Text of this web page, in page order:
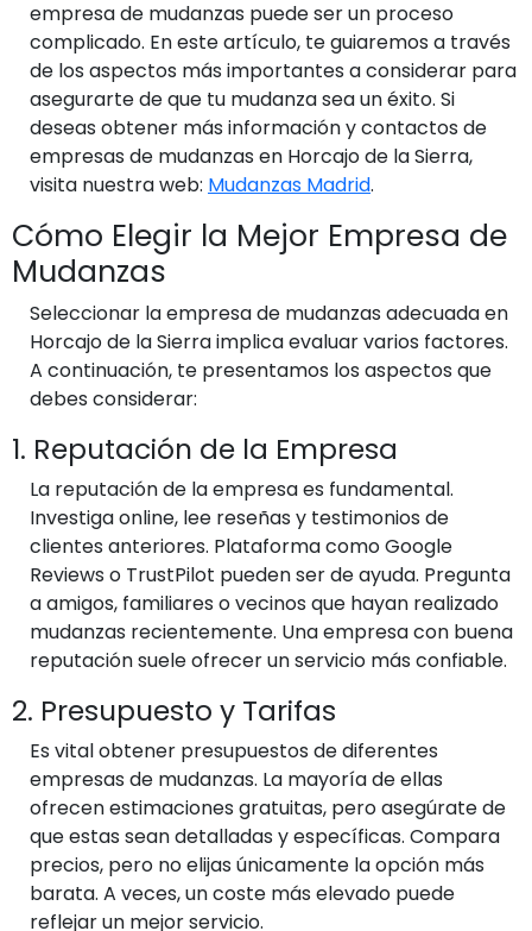
empresa de mudanzas puede ser un proceso
complicado. En este artículo, te guiaremos a través
de los aspectos más importantes a considerar para
asegurarte de que tu mudanza sea un éxito. Si
deseas obtener más información y contactos de
empresas de mudanzas en Horcajo de la Sierra,
visita nuestra web: Mudanzas Madrid.
Cómo Elegir la Mejor Empresa de
Mudanzas
Seleccionar la empresa de mudanzas adecuada en
Horcajo de la Sierra implica evaluar varios factores.
A continuación, te presentamos los aspectos que
debes considerar:
1. Reputación de la Empresa
La reputación de la empresa es fundamental.
Investiga online, lee reseñas y testimonios de
clientes anteriores. Plataforma como Google
Reviews o TrustPilot pueden ser de ayuda. Pregunta
a amigos, familiares o vecinos que hayan realizado
mudanzas recientemente. Una empresa con buena
reputación suele ofrecer un servicio más confiable.
2. Presupuesto y Tarifas
Es vital obtener presupuestos de diferentes
empresas de mudanzas. La mayoría de ellas
ofrecen estimaciones gratuitas, pero asegúrate de
que estas sean detalladas y específicas. Compara
precios, pero no elijas únicamente la opción más
barata. A veces, un coste más elevado puede
reflejar un mejor servicio.